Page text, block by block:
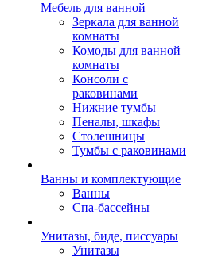
Мебель для ванной
Зеркала для ванной
комнаты
Комоды для ванной
комнаты
Консоли с
раковинами
Нижние тумбы
Пеналы, шкафы
Столешницы
Тумбы с раковинами
Ванны и комплектующие
Ванны
Спа-бассейны
Унитазы, биде, писсуары
Унитазы